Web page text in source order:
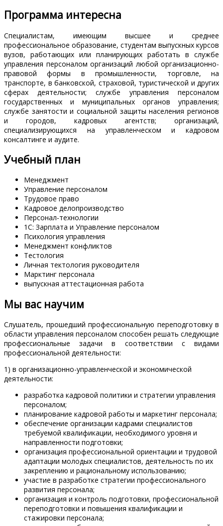
Программа интересна
Специалистам, имеющим высшее и среднее
профессиональное образование, студентам выпускных курсов
вузов, работающих или планирующих работать в службе
управления персоналом организаций любой организационно-
правовой формы в промышленности, торговле, на
транспорте, в банковской, страховой, туристической и других
сферах деятельности; службе управления персоналом
государственных и муниципальных органов управления;
службе занятости и социальной защиты населения регионов
и городов, кадровых агентств; организаций,
специализирующихся на управленческом и кадровом
консалтинге и аудите.
Учебный план
Менеджмент
Управление персоналом
Трудовое право
Кадровое делопроизводство
Персонал-технологии
1С: Зарплата и Управление персоналом
Психология управления
Менеджмент конфликтов
Тестология
Личная тектология руководителя
Марктинг персонала
выпускная аттестационная работа
Мы вас научим
Слушатель, прошедший профессиональную переподготовку в
области управления персоналом способен решать следующие
профессиональные задачи в соответствии с видами
профессиональной деятельности:
1) в организационно-управленческой и экономической
деятельности:
разработка кадровой политики и стратегии управления
персоналом;
планирование кадровой работы и маркетинг персонала;
обеспечение организации кадрами специалистов
требуемой квалификации, необходимого уровня и
направленности подготовки;
организация профессиональной ориентации и трудовой
адаптации молодых специалистов, деятельность по их
закреплению и рациональному использованию;
участие в разработке стратегии профессионального
развития персонала;
организация и контроль подготовки, профессиональной
переподготовки и повышения квалификации и
стажировки персонала;